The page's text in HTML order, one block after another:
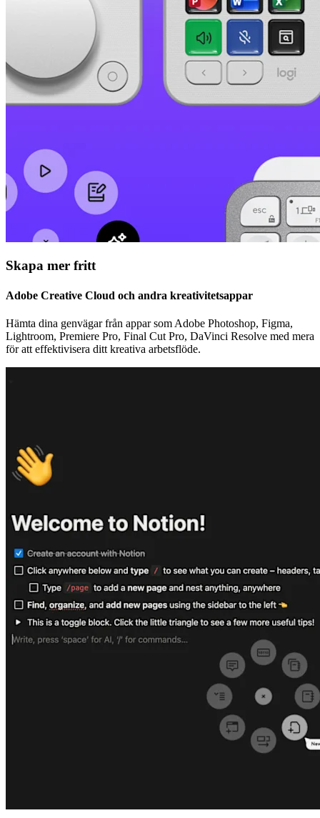
Skapa mer fritt
Adobe Creative Cloud och andra kreativitetsappar
Hämta dina genvägar från appar som Adobe Photoshop, Figma,
Lightroom, Premiere Pro, Final Cut Pro, DaVinci Resolve med mera
för att effektivisera ditt kreativa arbetsflöde.